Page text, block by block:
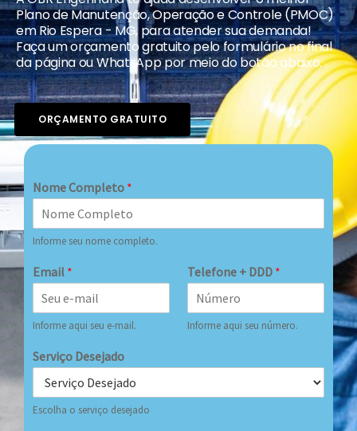
Plano de Manutenção, Operação e Controle (PMOC)
em Rio Espera - MG, para atender sua demanda!
Faça um orçamento gratuito pelo formulário no final
da página ou WhatsApp por meio do botão abaixo.
ORÇAMENTO GRATUITO
Nome Completo *
Informe seu nome completo.
Email *
Informe aqui seu e-mail.
Telefone + DDD *
Informe aqui seu número.
Serviço Desejado
Escolha o serviço desejado